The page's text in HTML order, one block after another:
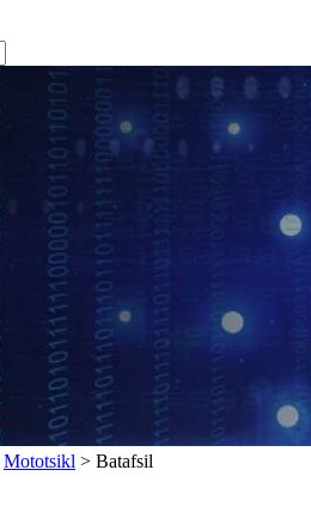
Mototsikl > Batafsil